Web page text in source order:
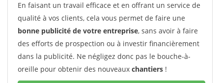
En faisant un travail efficace et en offrant un service de
qualité à vos clients, cela vous permet de faire une
bonne publicité de votre entreprise, sans avoir à faire
des efforts de prospection ou à investir financièrement
dans la publicité. Ne négligez donc pas le bouche-à-
oreille pour obtenir des nouveaux chantiers !